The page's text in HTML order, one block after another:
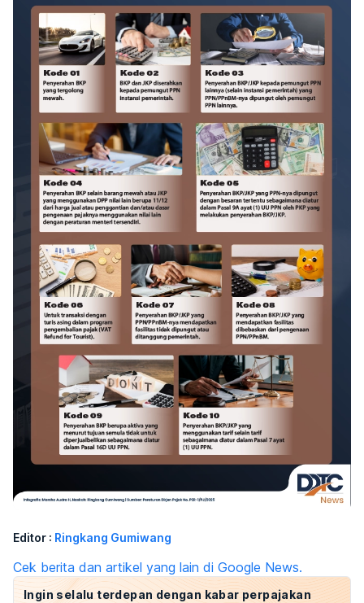
Editor : Ringkang Gumiwang
Cek berita dan artikel yang lain di Google News.
Ingin selalu terdepan dengan kabar perpajakan